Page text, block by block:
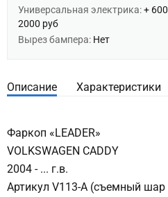
Универсальная электрика:+
2000 руб
Вырез бампера: Нет
Описание Характеристики
Фаркоп «LEADER»
VOLKSWAGEN CADDY
2004 - ... г.в.
Артикул V113-A (съемный шар